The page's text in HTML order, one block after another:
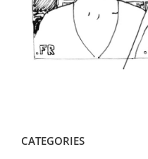
CATEGORIES